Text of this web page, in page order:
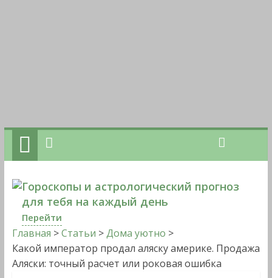
Гороскопы и астрологический прогноз
для тебя на каждый день
Перейти
Главная >Статьи >Дома уютно >
Какой император продал аляску америке. Продажа
Аляски: точный расчет или роковая ошибка